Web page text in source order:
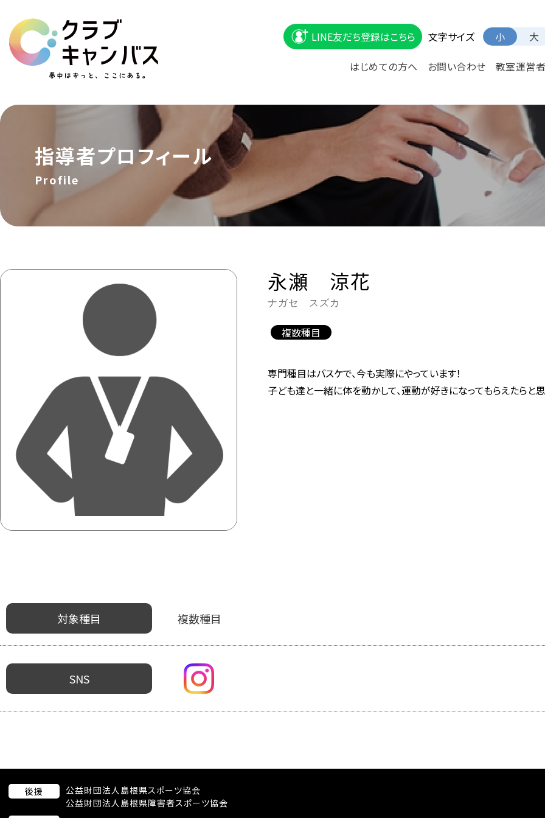
はじめての方へ お問い合わせ 教室運営
LINE友だち登録はこちら 文字サイズ 小 大
指導者プロフィール
Profile
永瀬 涼花
ナガセ スズカ
複数種目
専門種目はバスケで、今も実際にやっています！
子ども達と一緒に体を動かして、運動が好きになってもらえたらと思
対象種目 複数種目
SNS
後援
公益財団法人島根県スポーツ協会
公益財団法人島根県障害者スポーツ協会